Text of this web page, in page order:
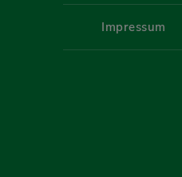
Impressum